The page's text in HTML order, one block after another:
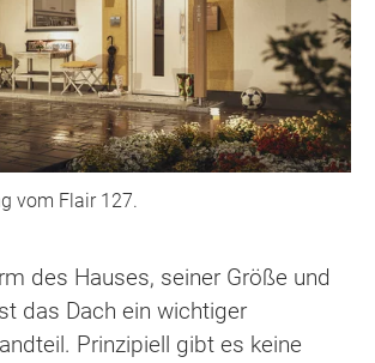
vom Flair 127.
des Hauses, seiner Größe und
das Dach ein wichtiger
Prinzipiell gibt es keine